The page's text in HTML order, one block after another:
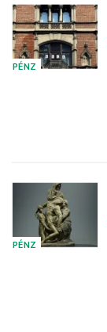
PÉNZ
PÉNZ